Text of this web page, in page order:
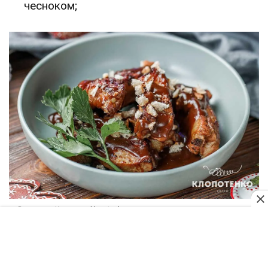
чесноком;